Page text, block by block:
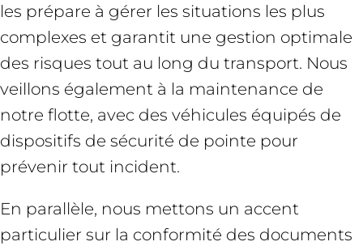
les prépare à gérer les situations les plus
complexes et garantit une gestion optimale
des risques tout au long du transport. Nous
veillons également à la maintenance de
notre flotte, avec des véhicules équipés de
dispositifs de sécurité de pointe pour
prévenir tout incident.
En parallèle, nous mettons un accent
particulier sur la conformité des documents